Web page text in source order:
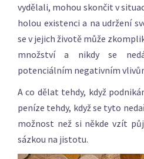
vydělali, mohou skončit v
holou existenci a na udržení
se v jejich životě může
množství a nikdy se
potenciálním negativním
A co dělat tehdy, když
peníze tehdy, když se tyto
možnost než si někde vzít
sázkou na jistotu.